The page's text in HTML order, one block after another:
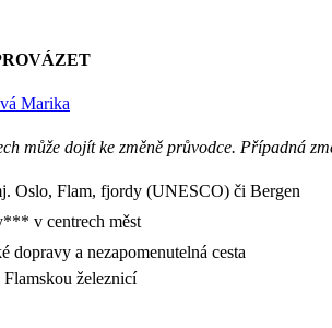
Marika
může dojít ke změně průvodce. Případná
Oslo, Flam, fjordy (UNESCO) či Bergen
v centrech měst
dopravy a nezapomenutelná cesta
Flamskou železnicí